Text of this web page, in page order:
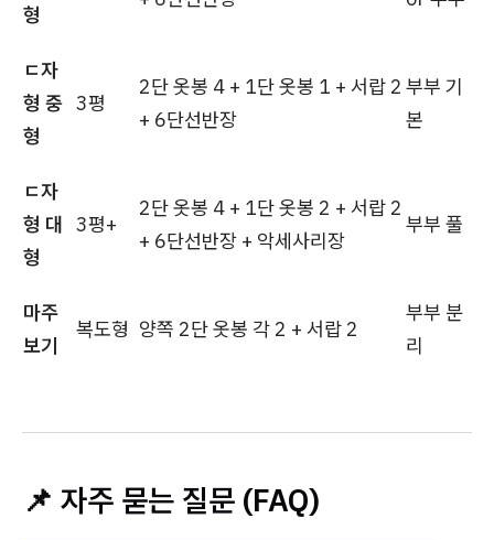
형
ㄷ자
형 중
형
3평
2단 옷봉 4 + 1단 옷봉 1 + 서랍 2
+ 6단선반장
부부 기
본
ㄷ자
형 대
형
3평+
2단 옷봉 4 + 1단 옷봉 2 + 서랍 2
+ 6단선반장 + 악세사리장
부부 풀
마주
보기
복도형 양쪽 2단 옷봉 각 2 + 서랍 2
부부 분
리
📌 자주 묻는 질문 (FAQ)